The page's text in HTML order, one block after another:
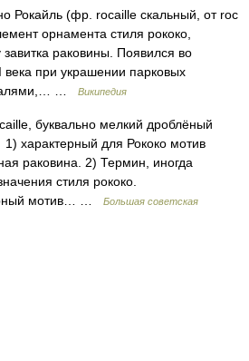
Рокайль (фр. rocaille скальный, от roc
орнамента стиля рококо,
раковины. Появился во
при украшении парковых
…
Википедия
буквально мелкий дроблёный
для Рококо мотив
раковина. 2) Термин, иногда
стиля рококо.
мотив… …
Большая советская